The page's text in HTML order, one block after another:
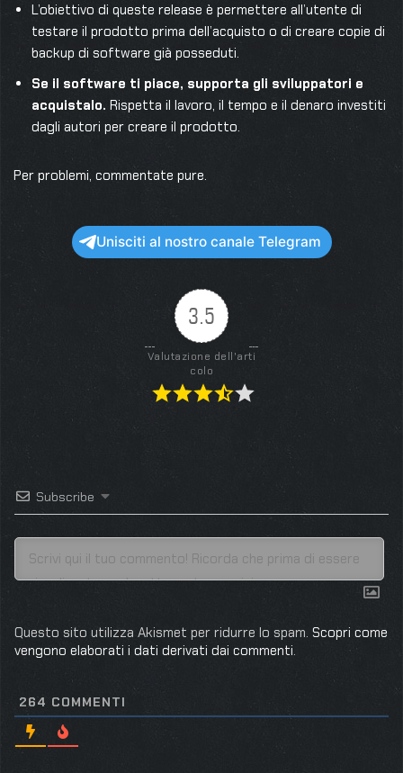
L’obiettivo di queste release è permettere all’utente di
testare il prodotto prima dell’acquisto o di creare copie di
backup di software già posseduti.
Se il software ti piace, supporta gli sviluppatori e
acquistalo. Rispetta il lavoro, il tempo e il denaro investiti
dagli autori per creare il prodotto.
Per problemi, commentate pure.
Unisciti al nostro canale Telegram
3.5
Valutazione dell'arti
colo
Subscribe
Questo sito utilizza Akismet per ridurre lo spam. Scopri come
vengono elaborati i dati derivati dai commenti.
264 COMMENTI